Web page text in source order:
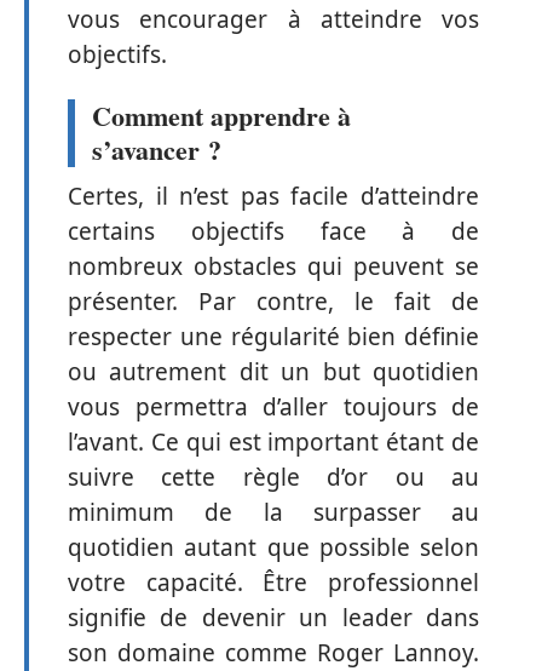
vous encourager à atteindre vos
objectifs.
Comment apprendre à
s’avancer ?
Certes, il n’est pas facile d’atteindre
certains objectifs face à de
nombreux obstacles qui peuvent se
présenter. Par contre, le fait de
respecter une régularité bien définie
ou autrement dit un but quotidien
vous permettra d’aller toujours de
l’avant. Ce qui est important étant de
suivre cette règle d’or ou au
minimum de la surpasser au
quotidien autant que possible selon
votre capacité. Être professionnel
signifie de devenir un leader dans
son domaine comme Roger Lannoy.